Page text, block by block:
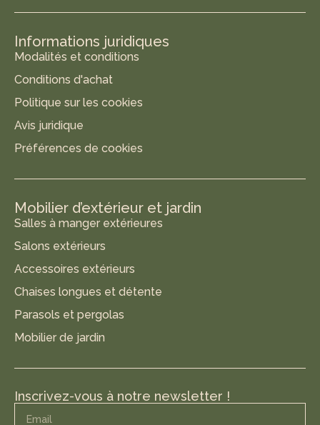
Informations juridiques
Modalités et conditions
Conditions d'achat
Politique sur les cookies
Avis juridique
Préférences de cookies
Mobilier d’extérieur et jardin
Salles à manger extérieures
Salons extérieurs
Accessoires extérieurs
Chaises longues et détente
Parasols et pergolas
Mobilier de jardin
Inscrivez-vous à notre newsletter !